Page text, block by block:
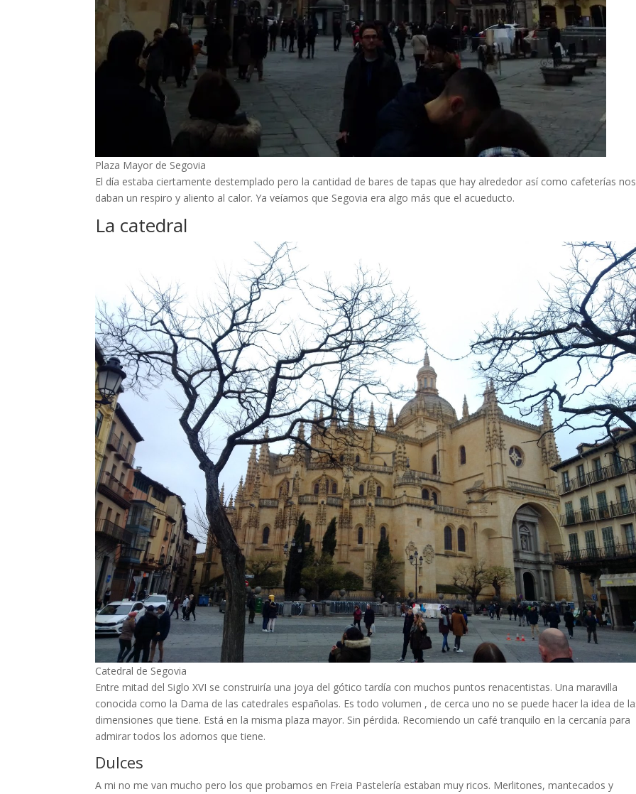
Plaza Mayor de Segovia
El día estaba ciertamente destemplado pero la cantidad de bares de tapas que hay alrededor así como cafeterías nos
daban un respiro y aliento al calor. Ya veíamos que Segovia era algo más que el acueducto.
La catedral
Catedral de Segovia
Entre mitad del Siglo XVI se construiría una joya del gótico tardía con muchos puntos renacentistas. Una maravilla
conocida como la Dama de las catedrales españolas. Es todo volumen , de cerca uno no se puede hacer la idea de
dimensiones que tiene. Está en la misma plaza mayor. Sin pérdida. Recomiendo un café tranquilo en la cercanía para
admirar todos los adornos que tiene.
Dulces
A mi no me van mucho pero los que probamos en Freia Pastelería estaban muy ricos. Merlitones, mantecados y